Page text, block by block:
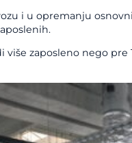
i u opremanju
više zaposleno nego